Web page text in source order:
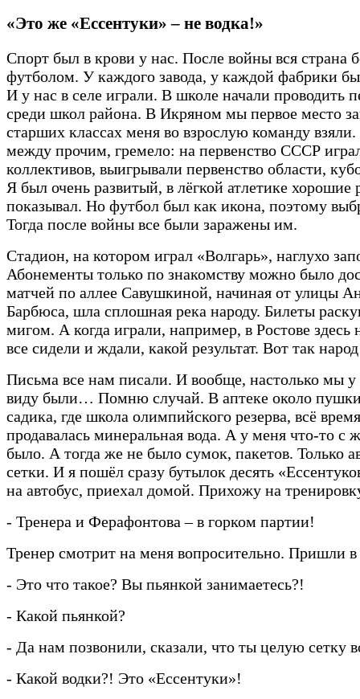
«Это же «Ессентуки» – не водка!»
Спорт был в крови у нас. После войны вся страна
футболом. У каждого завода, у каждой фабрики
И у нас в селе играли. В школе начали проводить
среди школ района. В Икряном мы первое место
старших классах меня во взрослую команду
между прочим, гремело: на первенство СССР
коллективов, выигрывали первенство области,
Я был очень развитый, в лёгкой атлетике хорошие
показывал. Но футбол был как икона, поэтому
Тогда после войны все были заражены им.
Стадион, на котором играл «Волгарь», наглухо
Абонементы только по знакомству можно было
матчей по аллее Савушкиной, начиная от улицы
Барбюса, шла сплошная река народу. Билеты
мигом. А когда играли, например, в Ростове здесь
все сидели и ждали, какой результат. Вот так
Письма все нам писали. И вообще, настолько мы у
виду были… Помню случай. В аптеке около
садика, где школа олимпийского резерва, всё время
продавалась минеральная вода. А у меня что-то с
было. А тогда же не было сумок, пакетов. Только
сетки. И я пошёл сразу бутылок десять
на автобус, приехал домой. Прихожу на
- Тренера и Ферафонтова – в горком партии!
Тренер смотрит на меня вопросительно. Пришли в
- Это что такое? Вы пьянкой занимаетесь?!
- Какой пьянкой?
- Да нам позвонили, сказали, что ты целую сетку
- Какой водки?! Это «Ессентуки»!